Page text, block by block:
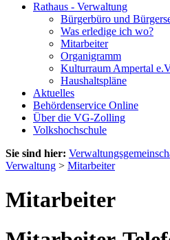
Rathaus - Verwaltung
Bürgerbüro und
Was erledige ich wo?
Mitarbeiter
Organigramm
Kulturraum Ampertal
Haushaltspläne
Aktuelles
Behördenservice Online
Über die VG-Zolling
Volkshochschule
Sie sind hier:
Verwaltung > Mitarbeiter
Mitarbeiter